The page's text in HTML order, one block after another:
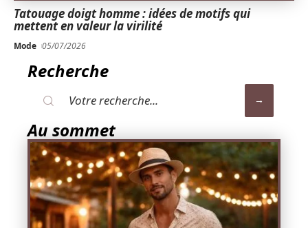
Tatouage doigt homme : idées de motifs qui
mettent en valeur la virilité
Mode 05/07/2026
Recherche
Au sommet